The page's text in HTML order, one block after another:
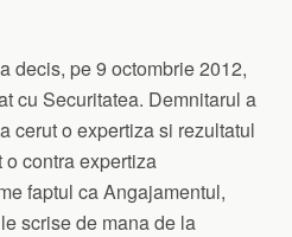
decis, pe 9 octombrie 2012,
cu Securitatea. Demnitarul a
cerut o expertiza si rezultatul
contra expertiza
faptul ca Angajamentul,
scrise de mana de la